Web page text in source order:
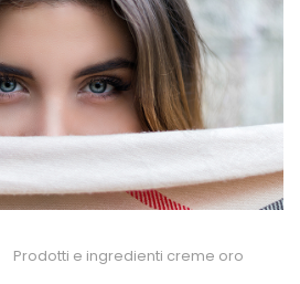
Prodotti e ingredienti creme oro